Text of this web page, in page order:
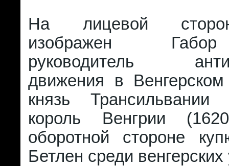
На лицевой
изображен
руководитель
движения в Венгерском
князь Трансильвании
король Венгрии
оборотной стороне
Бетлен среди